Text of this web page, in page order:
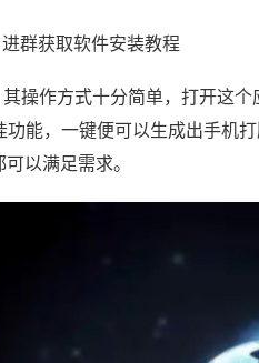
群获取软件安装教程
操作方式十分简单，打开这
能，一键便可以生成出手机
以满足需求。